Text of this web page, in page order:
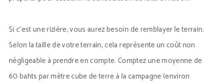
Si c’est une rizière, vous aurez besoin de remblayer le terrain.
Selon la taille de votre terrain, cela représente un coût non
négligeable à prendre en compte. Comptez une moyenne de
60 bahts par mètre cube de terre à la campagne (environ